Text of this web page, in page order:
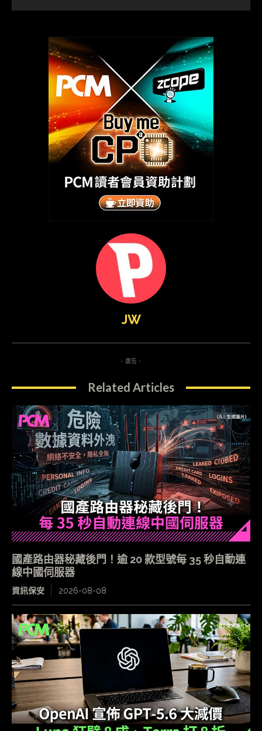
JW
- 廣告 -
Related Articles
國產路由器秘藏後門！逾 20 款型號每 35 秒自動連
線中國伺服器
資訊保安 2026-08-08